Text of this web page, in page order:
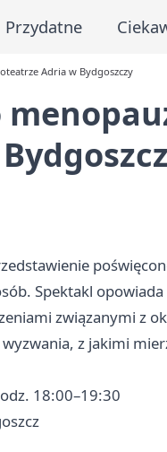
Przydatne
Adria w Bydgoszczy
Spektakl
związanymi z
z jakimi
18:00–19:30